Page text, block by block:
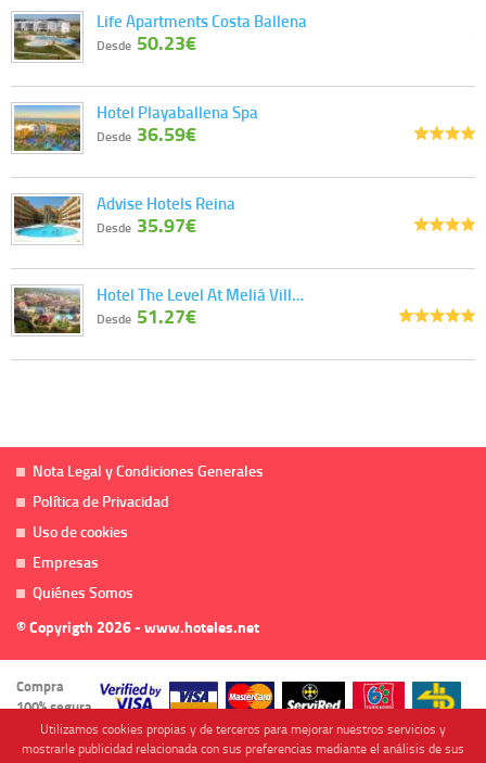
Life Apartments Costa Ballena
Desde 50.23€
Hotel Playaballena Spa
Desde 36.59€
Advise Hotels Reina
Desde 35.97€
Hotel The Level At Meliá Vill…
Desde 51.27€
Nota Legal y Condiciones Generales
Política de Privacidad
Uso de cookies
Empresas
Quiénes Somos
© Copyrigth 2026 - www.hoteles.net
Compra
100% segura
Utilizamos cookies propias y de terceros para mejorar nuestros servicios y
mostrarle publicidad relacionada con sus preferencias mediante el análisis de sus